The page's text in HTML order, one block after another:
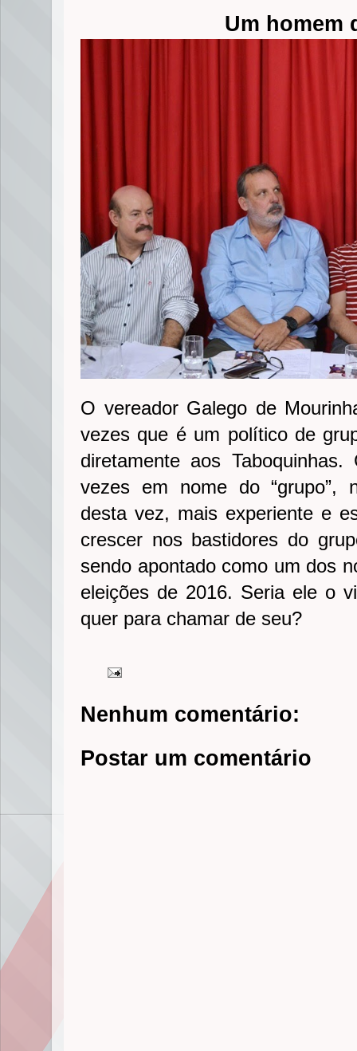
Um homem
O vereador Galego de
vezes que é um político de
diretamente aos
vezes em nome do “grupo”,
desta vez, mais experiente e
crescer nos bastidores do
sendo apontado como um dos
eleições de 2016. Seria ele o
quer para chamar de seu?
Nenhum comentário:
Postar um comentário